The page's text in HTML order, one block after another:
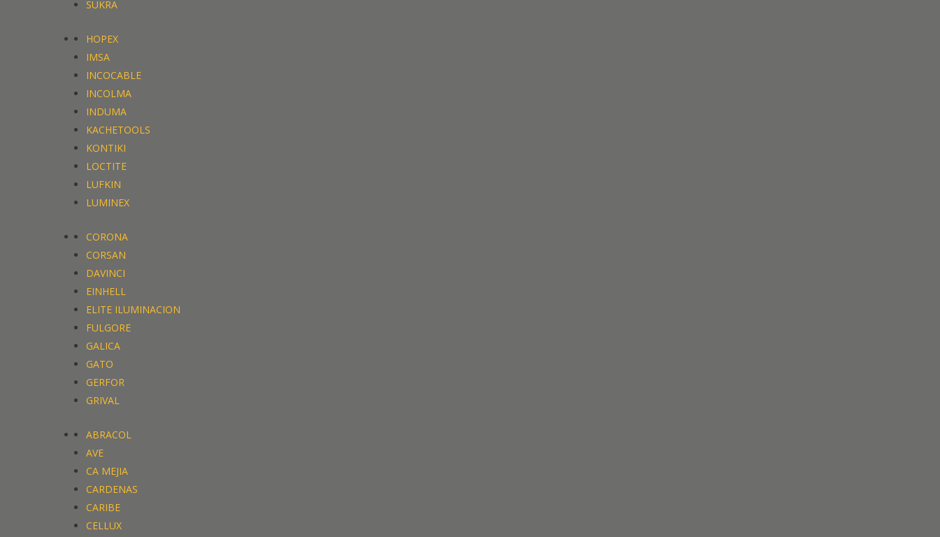
SUKRA
HOPEX
IMSA
INCOCABLE
INCOLMA
INDUMA
KACHETOOLS
KONTIKI
LOCTITE
LUFKIN
LUMINEX
CORONA
CORSAN
DAVINCI
EINHELL
ELITE ILUMINACION
FULGORE
GALICA
GATO
GERFOR
GRIVAL
ABRACOL
AVE
CA MEJIA
CARDENAS
CARIBE
CELLUX